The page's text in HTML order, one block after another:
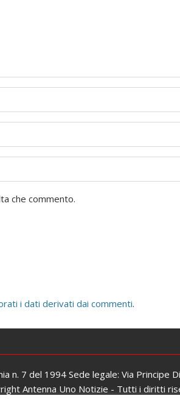
che commento.
i dati derivati dai commenti.
n. 7 del 1994 Sede legale: Via Principe
Antenna Uno Notizie - Tutti i diritti